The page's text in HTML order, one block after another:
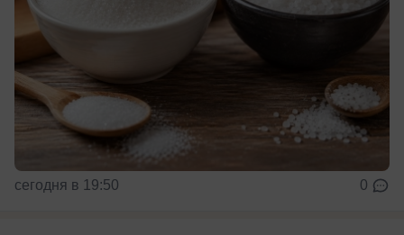
сегодня в 19:50 0